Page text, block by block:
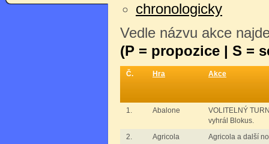
chronologicky
Vedle názvu akce
(P = propozice | S =
Č. Hra Akce
1. Abalone
VOLITELNÝ
vyhrál Blokus.
2.
Agricola
Agricola a další